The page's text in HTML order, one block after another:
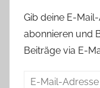
Gib deine E-
abonnieren und
Beiträge via E-
E-